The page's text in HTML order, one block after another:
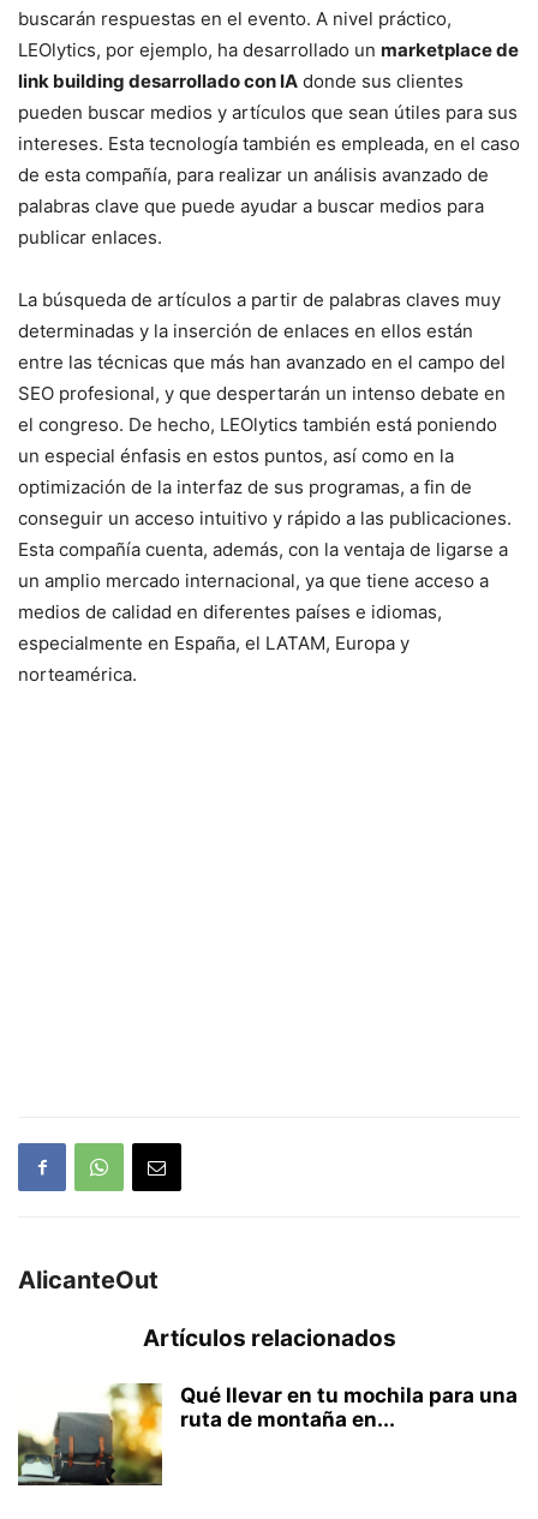
buscarán respuestas en el evento. A nivel práctico,
LEOlytics, por ejemplo, ha desarrollado un marketplace de
link building desarrollado con IA donde sus clientes
pueden buscar medios y artículos que sean útiles para sus
intereses. Esta tecnología también es empleada, en el caso
de esta compañía, para realizar un análisis avanzado de
palabras clave que puede ayudar a buscar medios para
publicar enlaces.
La búsqueda de artículos a partir de palabras claves muy
determinadas y la inserción de enlaces en ellos están
entre las técnicas que más han avanzado en el campo del
SEO profesional, y que despertarán un intenso debate en
el congreso. De hecho, LEOlytics también está poniendo
un especial énfasis en estos puntos, así como en la
optimización de la interfaz de sus programas, a fin de
conseguir un acceso intuitivo y rápido a las publicaciones.
Esta compañía cuenta, además, con la ventaja de ligarse a
un amplio mercado internacional, ya que tiene acceso a
medios de calidad en diferentes países e idiomas,
especialmente en España, el LATAM, Europa y
norteamérica.
AlicanteOut
Artículos relacionados
Qué llevar en tu mochila para una
ruta de montaña en...